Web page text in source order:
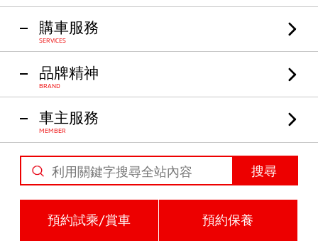
購車服務
SERVICES
品牌精神
BRAND
車主服務
MEMBER
搜尋
預約試乘/賞車 預約保養